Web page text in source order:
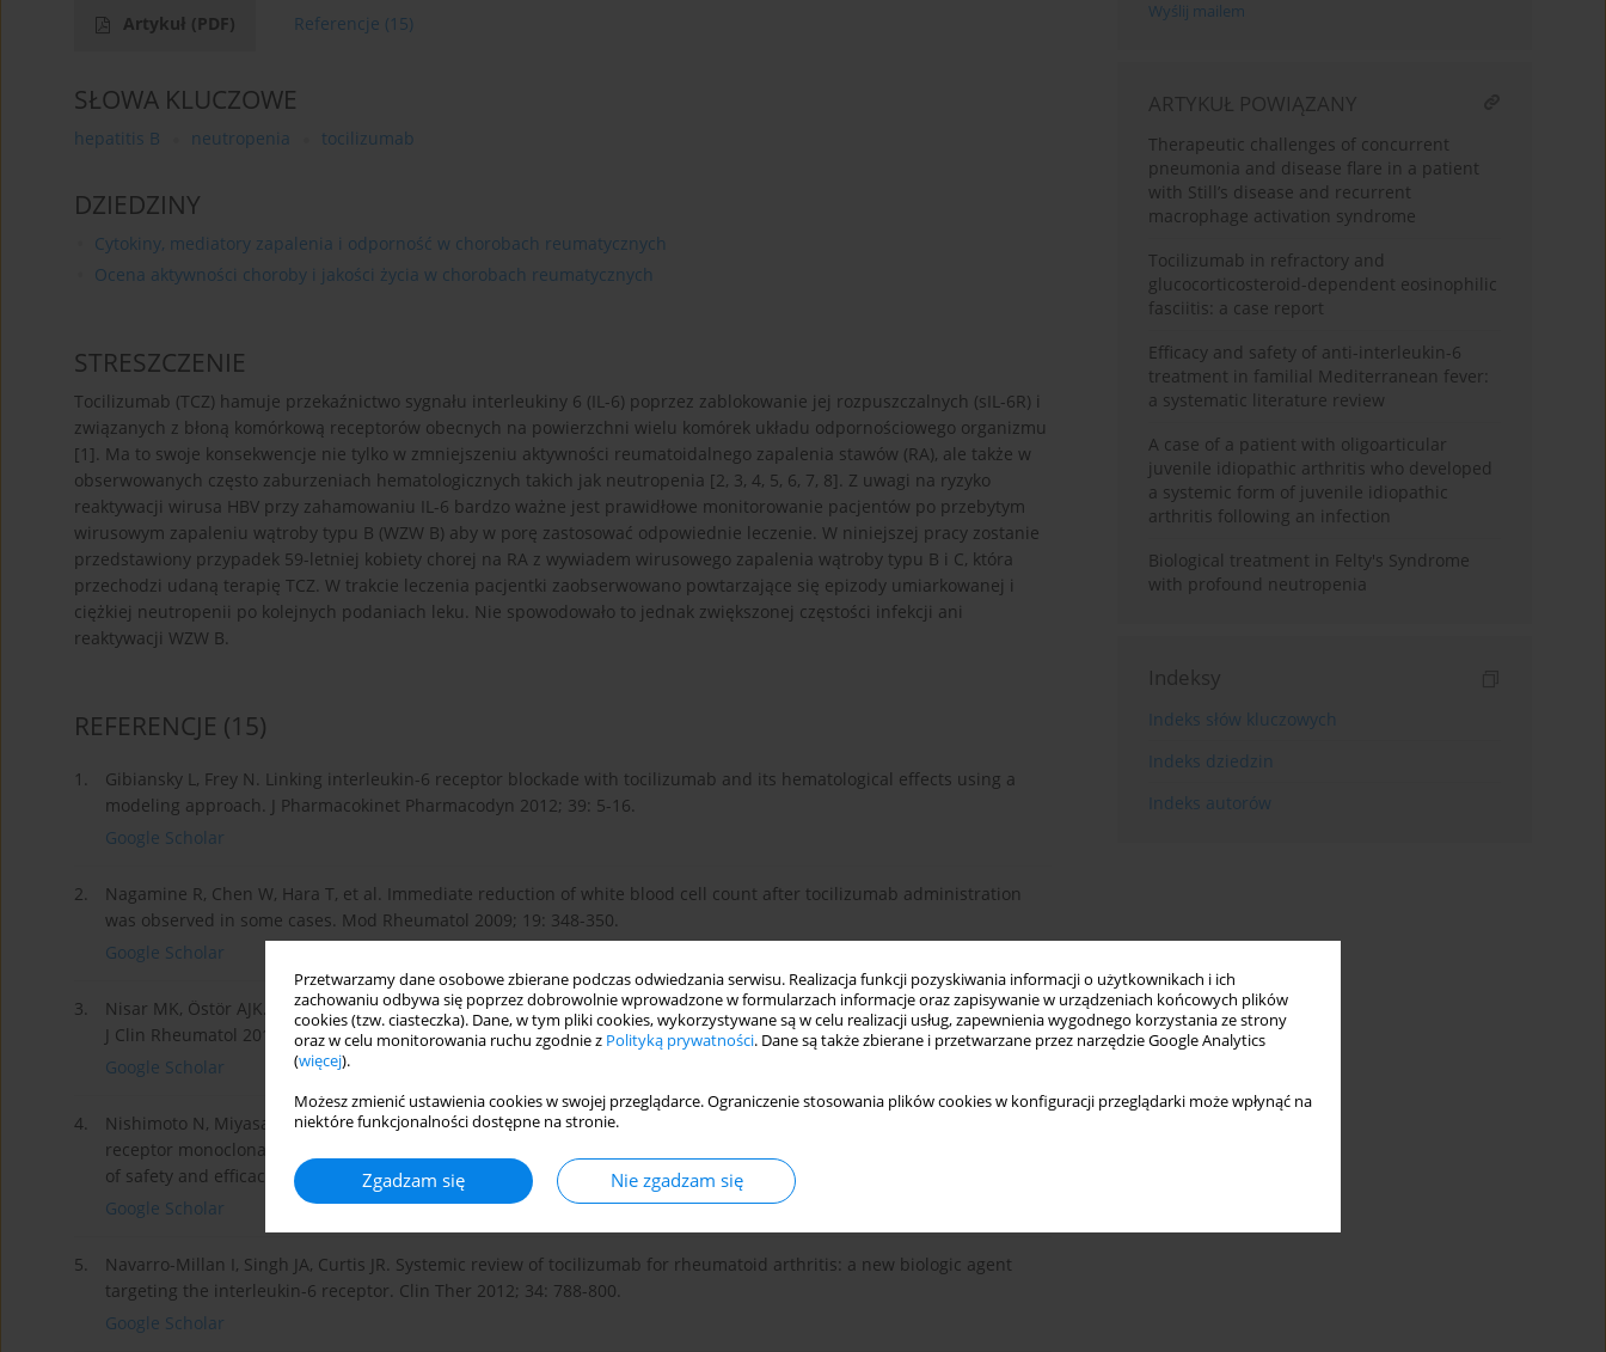
Przetwarzamy dane osobowe zbierane podczas odwiedzania serwisu. Realizacja funkcji pozyskiwania informacji o użytkownikach i ich
zachowaniu odbywa się poprzez dobrowolnie wprowadzone w formularzach informacje oraz zapisywanie w urządzeniach końcowych plików
cookies (tzw. ciasteczka). Dane, w tym pliki cookies, wykorzystywane są w celu realizacji usług, zapewnienia wygodnego korzystania ze strony
oraz w celu monitorowania ruchu zgodnie z Polityką prywatności. Dane są także zbierane i przetwarzane przez narzędzie Google Analytics
(więcej).
Możesz zmienić ustawienia cookies w swojej przeglądarce. Ograniczenie stosowania plików cookies w konfiguracji przeglądarki może wpłynąć na
niektóre funkcjonalności dostępne na stronie.
Zgadzam się Nie zgadzam się
Artykuł (PDF) Referencje (15)
SŁOWA KLUCZOWE
hepatitis B neutropenia tocilizumab
DZIEDZINY
Cytokiny, mediatory zapalenia i odporność w chorobach reumatycznych
Ocena aktywności choroby i jakości życia w chorobach reumatycznych
STRESZCZENIE
Tocilizumab (TCZ) hamuje przekaźnictwo sygnału interleukiny 6 (IL-6) poprzez zablokowanie jej rozpuszczalnych (sIL-6R) i
związanych z błoną komórkową receptorów obecnych na powierzchni wielu komórek układu odpornościowego organizmu
[1]. Ma to swoje konsekwencje nie tylko w zmniejszeniu aktywności reumatoidalnego zapalenia stawów (RA), ale także w
obserwowanych często zaburzeniach hematologicznych takich jak neutropenia [2, 3, 4, 5, 6, 7, 8]. Z uwagi na ryzyko
reaktywacji wirusa HBV przy zahamowaniu IL-6 bardzo ważne jest prawidłowe monitorowanie pacjentów po przebytym
wirusowym zapaleniu wątroby typu B (WZW B) aby w porę zastosować odpowiednie leczenie. W niniejszej pracy zostanie
przedstawiony przypadek 59-letniej kobiety chorej na RA z wywiadem wirusowego zapalenia wątroby typu B i C, która
przechodzi udaną terapię TCZ. W trakcie leczenia pacjentki zaobserwowano powtarzające się epizody umiarkowanej i
ciężkiej neutropenii po kolejnych podaniach leku. Nie spowodowało to jednak zwiększonej częstości infekcji ani
reaktywacji WZW B.
REFERENCJE (15)
1.
Gibiansky L, Frey N. Linking interleukin-6 receptor blockade with tocilizumab and its hematological effects using a
modeling approach. J Pharmacokinet Pharmacodyn 2012; 39: 5-16.
Google Scholar
2.
Nagamine R, Chen W, Hara T, et al. Immediate reduction of white blood cell count after tocilizumab administration
was observed in some cases. Mod Rheumatol 2009; 19: 348-350.
Google Scholar
3.
Nisar MK, Östör AJK. The role of tocilizumab monotherapy In the management of rheumatoid arthiritis: a review. Int
J Clin Rheumatol 2012; 7: 9-19.
Google Scholar
4.
Nishimoto N, Miyasaka N, Yamamoto K, et al. Long-term safety and efficacy of tocilizumab, an anty-interleukin-6
receptor monoclonal antibody, in monotherapy, in patients with rheumatoid arthritis (the STREAM study): evidence
of safety and efficacy in a 5-year extension study. Ann Rheum Dis 2009; 68: 1580-1584.
Google Scholar
5.
Navarro-Millan I, Singh JA, Curtis JR. Systemic review of tocilizumab for rheumatoid arthritis: a new biologic agent
targeting the interleukin-6 receptor. Clin Ther 2012; 34: 788-800.
Google Scholar
Wyślij mailem
ARTYKUŁ POWIĄZANY
Therapeutic challenges of concurrent
pneumonia and disease flare in a patient
with Still’s disease and recurrent
macrophage activation syndrome
Tocilizumab in refractory and
glucocorticosteroid-dependent eosinophilic
fasciitis: a case report
Efficacy and safety of anti-interleukin-6
treatment in familial Mediterranean fever:
a systematic literature review
A case of a patient with oligoarticular
juvenile idiopathic arthritis who developed
a systemic form of juvenile idiopathic
arthritis following an infection
Biological treatment in Felty's Syndrome
with profound neutropenia
Indeksy
Indeks słów kluczowych
Indeks dziedzin
Indeks autorów